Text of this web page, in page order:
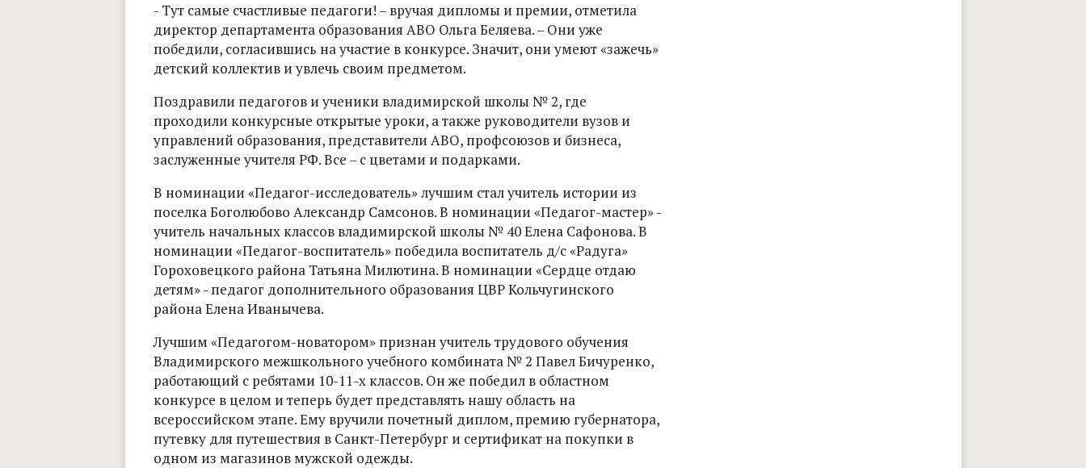
- Тут самые счастливые педагоги! – вручая дипломы и премии, отметила
директор департамента образования АВО Ольга Беляева. – Они уже
победили, согласившись на участие в конкурсе. Значит, они умеют «зажечь»
детский коллектив и увлечь своим предметом.
Поздравили педагогов и ученики владимирской школы № 2, где
проходили конкурсные открытые уроки, а также руководители вузов и
управлений образования, представители АВО, профсоюзов и бизнеса,
заслуженные учителя РФ. Все – с цветами и подарками.
В номинации «Педагог-исследователь» лучшим стал учитель истории из
поселка Боголюбово Александр Самсонов. В номинации «Педагог-мастер» -
учитель начальных классов владимирской школы № 40 Елена Сафонова. В
номинации «Педагог-воспитатель» победила воспитатель д/с «Радуга»
Гороховецкого района Татьяна Милютина. В номинации «Сердце отдаю
детям» - педагог дополнительного образования ЦВР Кольчугинского
района Елена Иванычева.
Лучшим «Педагогом-новатором» признан учитель трудового обучения
Владимирского межшкольного учебного комбината № 2 Павел Бичуренко,
работающий с ребятами 10-11-х классов. Он же победил в областном
конкурсе в целом и теперь будет представлять нашу область на
всероссийском этапе. Ему вручили почетный диплом, премию губернатора,
путевку для путешествия в Санкт-Петербург и сертификат на покупки в
одном из магазинов мужской одежды.